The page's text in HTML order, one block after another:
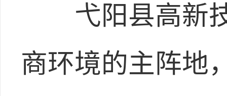
弋阳县高新技
商环境的主阵地